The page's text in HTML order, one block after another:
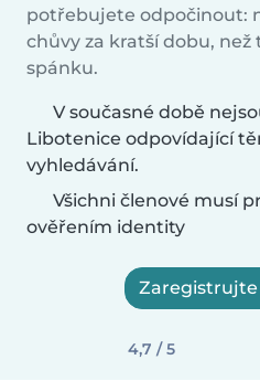
potřebujete odpočinout:
chůvy za kratší dobu, než
spánku.
V současné době
Libotenice odpovídající
vyhledávání.
Všichni členové musí
ověřením identity
Zaregistrujte
4,7 / 5